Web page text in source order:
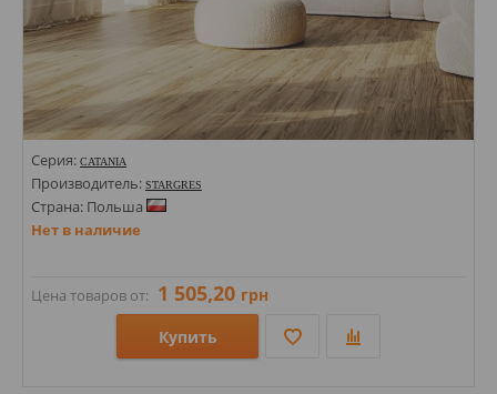
Серия: CATANIA
Производитель: STARGRES
Страна: Польша
Нет в наличие
Цена товаров от: 1 505,20 грн
Купить